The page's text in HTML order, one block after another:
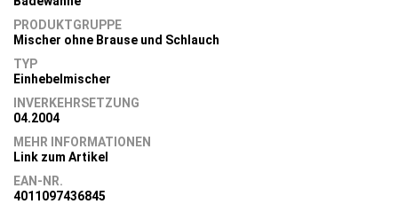
PRODUKTGRUPPE
Mischer ohne Brause und Schlauch
TYP
Einhebelmischer
INVERKEHRSETZUNG
04.2004
MEHR INFORMATIONEN
Link zum Artikel
EAN-NR.
4011097436845